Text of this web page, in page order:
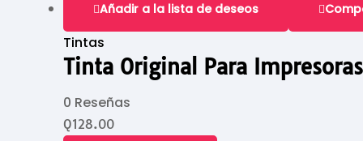
Añadir a la lista de deseos
Tintas
Tinta Original Para Impresoras
0 Reseñas
Q128.00